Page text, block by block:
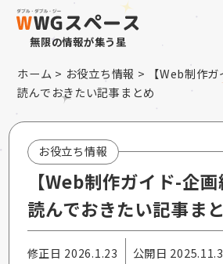
無限の情報が集う星
ホーム > お役立ち情報 > 【Web制作
読んでおきたい記事まとめ
お役立ち情報
【Web制作ガイド-企
読んでおきたい記事ま
修正日 2026.1.23 公開日 2025.11.3